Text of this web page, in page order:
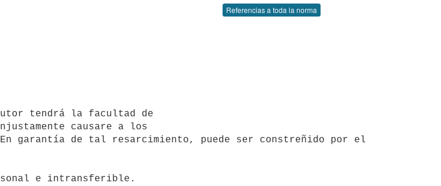
Referencias a toda la norma
causare a los
garantía de tal resarcimiento, puede ser constreñido por el